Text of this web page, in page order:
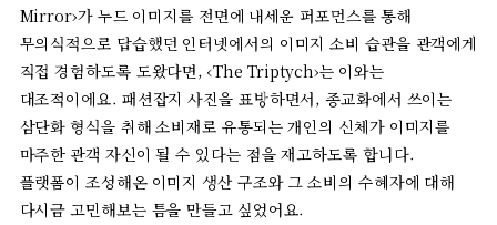
Mirror›가 누드 이미지를 전면에 내세운 퍼포먼스를통해
무의식적으로 답습했던 인터넷에서의 이미지 소비 습관을 관객에게
직접 경험하도록 도왔다면, ‹The Triptych›는 이와는
대조적이에요. 패션잡지 사진을 표방하면서,종교화에서 쓰이는
삼단화 형식을 취해 소비재로 유통되는 개인의 신체가 이미지를
마주한 관객 자신이 될 수 있다는 점을 재고하도록 합니다.
플랫폼이 조성해온 이미지 생산 구조와 그 소비의 수혜자에 대해
다시금 고민해보는 틈을 만들고 싶었어요.